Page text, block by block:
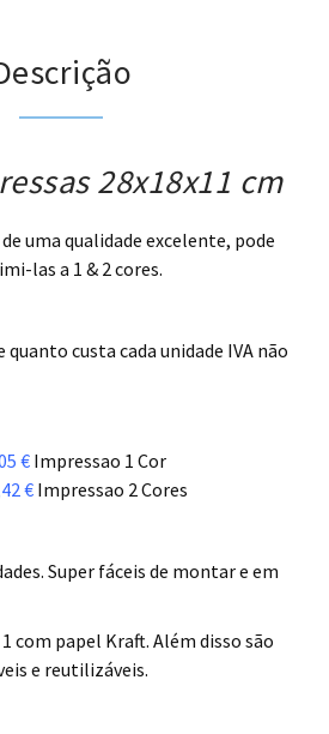
28x18x11 cm
uma qualidade excelente, pode
las a 1 & 2 cores.
custa cada unidade IVA não
€Impressao 1 Cor
€Impressao 2 Cores
Super fáceis de montar e em
com papel Kraft. Além disso são
e reutilizáveis.